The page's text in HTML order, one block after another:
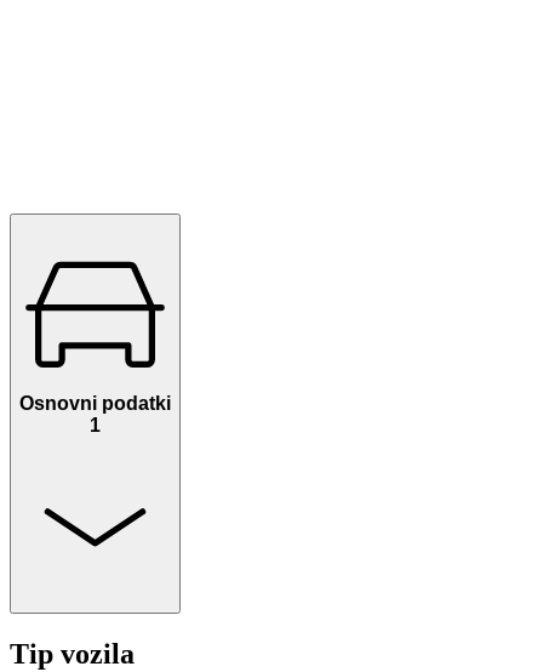
Osnovni podatki
1
Tip vozila